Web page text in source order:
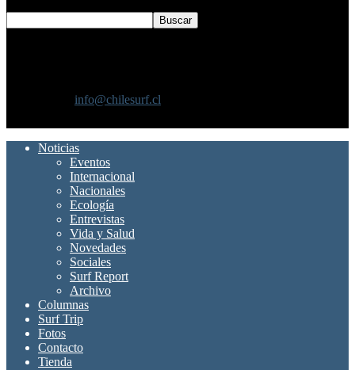
info@chilesurf.cl
Noticias
Eventos
Internacional
Nacionales
Ecología
Entrevistas
Vida y Salud
Novedades
Sociales
Surf Report
Archivo
Columnas
Surf Trip
Fotos
Contacto
Tienda